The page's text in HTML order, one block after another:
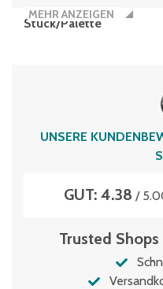
Stück/Palette
38 Liter
MEHR ANZEIGEN
UNSERE
GUT: 4.38 /
Trusted